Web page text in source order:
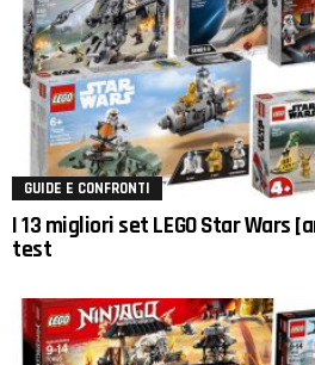
GUIDE E CONFRONTI
I 13 migliori set LEGO Star Wars
test